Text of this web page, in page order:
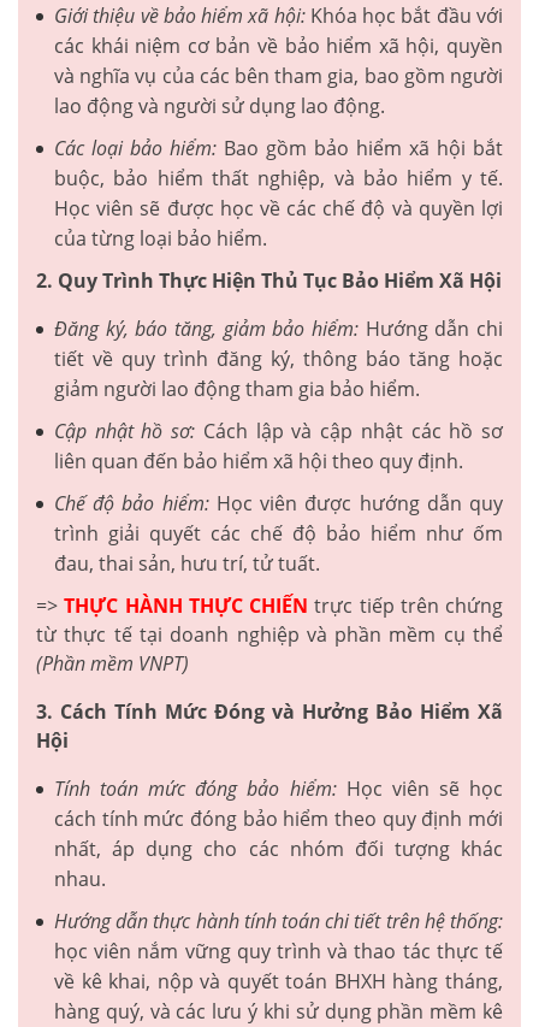
Giới thiệu về bảo hiểm xã hội:Khóa học bắt đầu với
các khái niệm cơ bản về bảo hiểm xã hội, quyền
và nghĩa vụ của các bên tham gia, bao gồm người
lao động và người sử dụng lao động.
Các loại bảo hiểm: Bao gồm bảo hiểm xã hội bắt
buộc, bảo hiểm thất nghiệp, và bảo hiểm y tế.
Học viên sẽ được học về các chế độ và quyền lợi
của từng loại bảo hiểm.
2. Quy Trình Thực Hiện Thủ Tục Bảo Hiểm Xã Hội
Đăng ký, báo tăng, giảm bảo hiểm: Hướng dẫn chi
tiết về quy trình đăng ký, thông báo tăng hoặc
giảm người lao động tham gia bảo hiểm.
Cập nhật hồ sơ: Cách lập và cập nhật các hồ sơ
liên quan đến bảo hiểm xã hội theo quy định.
Chế độ bảo hiểm:Học viên được hướng dẫn quy
trình giải quyết các chế độ bảo hiểm như ốm
đau, thai sản, hưu trí, tử tuất.
=>THỰC HÀNH THỰC CHIẾN trực tiếp trên chứng
từ thực tế tại doanh nghiệp và phần mềm cụ thể
(Phần mềm VNPT)
3. Cách Tính Mức Đóng và Hưởng Bảo Hiểm Xã
Hội
Tính toán mức đóng bảo hiểm:Học viên sẽ học
cách tính mức đóng bảo hiểm theo quy định mới
nhất, áp dụng cho các nhóm đối tượng khác
nhau.
Hướng dẫn thực hành tính toán chi tiết trên hệ thống:
học viên nắm vững quy trình và thao tác thực tế
về kê khai, nộp và quyết toán BHXH hàng tháng,
hàng quý, và các lưu ý khi sử dụng phần mềm kê